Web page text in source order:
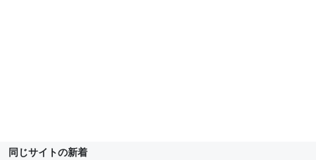
同じサイトの新着